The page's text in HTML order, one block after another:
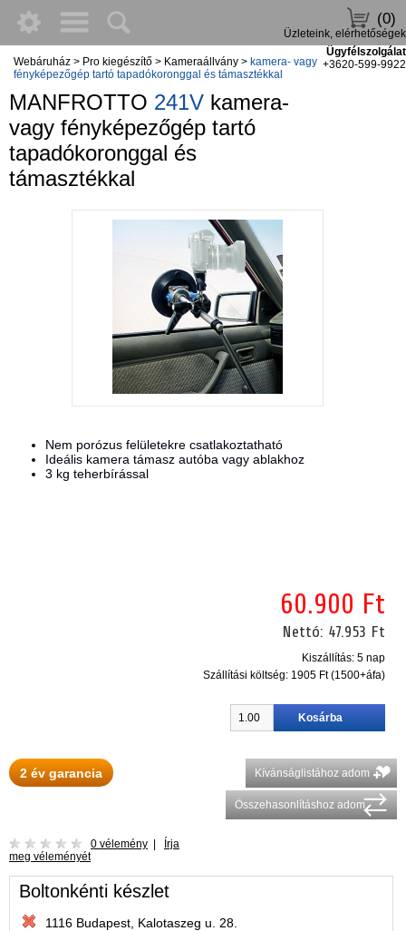
(0)
Üzleteink, elérhetőségek
Ügyfélszolgálat
+3620-599-9922
Webáruház > Pro kiegészítő > Kameraállvány > kamera- vagy
fényképezőgép tartó tapadókoronggal és támasztékkal
MANFROTTO 241V kamera-
vagy fényképezőgép tartó
tapadókoronggal és
támasztékkal
Nem porózus felületekre csatlakoztatható
Ideális kamera támasz autóba vagy ablakhoz
3 kg teherbírással
60.900 Ft
Nettó: 47.953 Ft
Kiszállítás: 5 nap
Szállítási költség: 1905 Ft (1500+áfa)
2 év garancia Kívánságlistához adom
Összehasonlításhoz adom
0 vélemény
Írja
meg véleményét
Boltonkénti készlet
1116 Budapest, Kalotaszeg u. 28.